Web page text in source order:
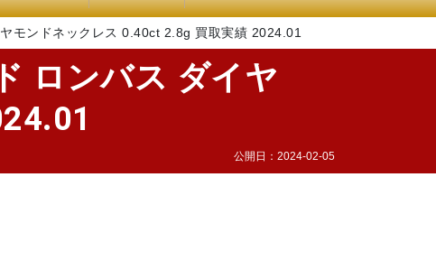
モンドネックレス 0.40ct 2.8g 買取実績 2024.01
ロンバス ダイヤ
公開日： 2024-02-05